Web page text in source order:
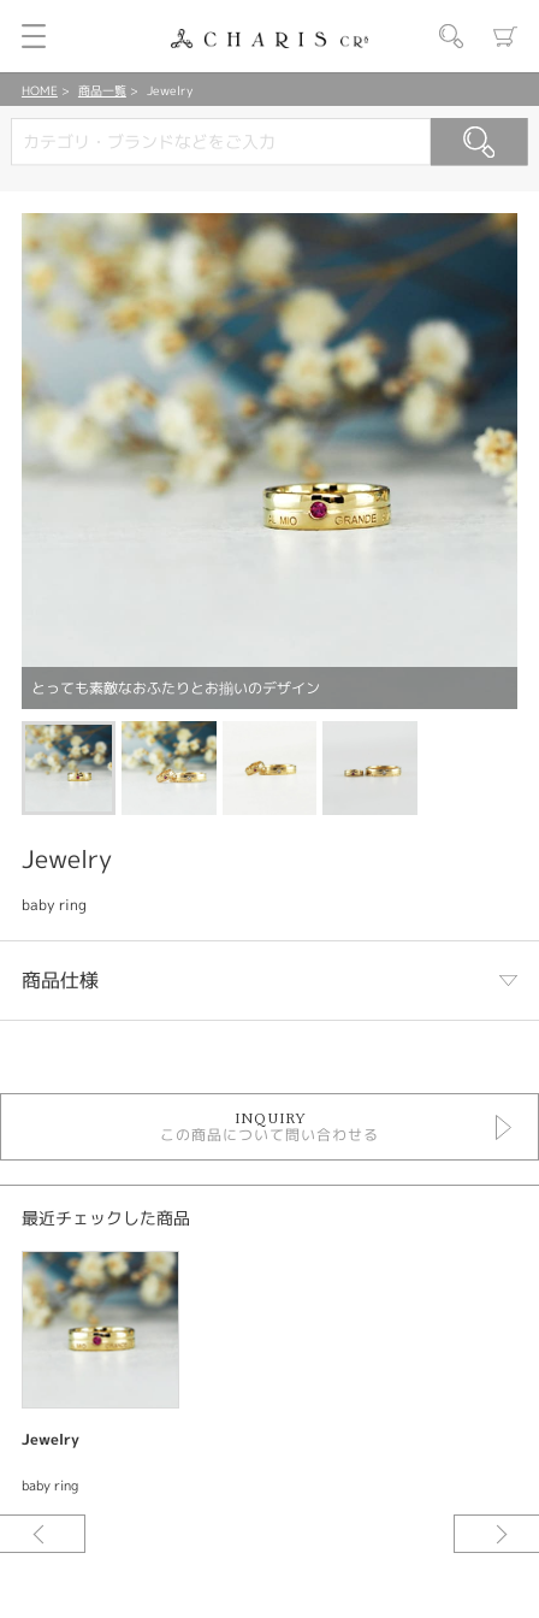
HOME 商品一覧 Jewelry
とっても素敵なおふたりとお揃いのデザイン
Jewelry
baby ring
商品仕様
デジタルジュエリージュエリー
紹介文
デジタルジュエリー®
素材：K18イエローゴールド
加工：鏡面仕上げ レーザーマーカー
宝石：ルビー
生された記念に制作させていただいたベビーリングです。結婚指輪と同じデ
ザインを制作するために刻印されている文字も同じようにオーダーメイドで
お作りいたしました。もちろん誕生石もセッティングさせていただいていま
す。[久留米市]
INQUIRY
この商品について問い合わせる
最近チェックした商品
Jewelry
baby ring